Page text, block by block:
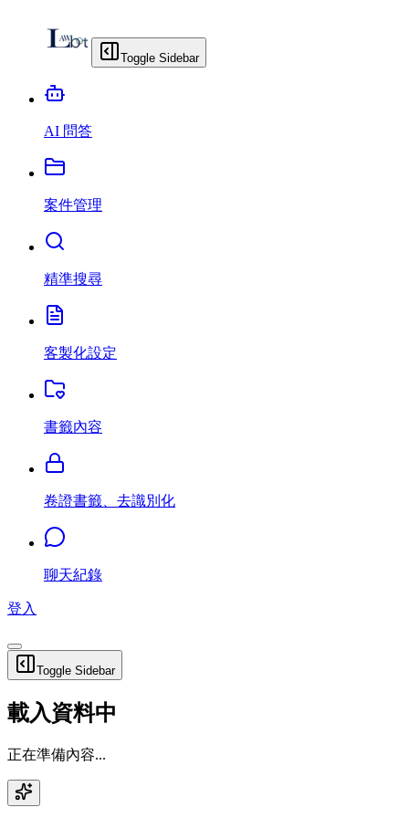
Toggle Sidebar
AI 問答
案件管理
精準搜尋
客製化設定
書籤內容
卷證書籤、去識別化
聊天紀錄
登入
Toggle Sidebar
載入資料中
正在準備內容...